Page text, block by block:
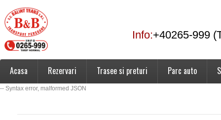
Info:+40265-999
Acasa Rezervari Trasee si preturi Parc auto
-- Syntax error, malformed JSON